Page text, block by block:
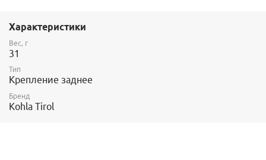
-Kohla Butterfly
-Contour Clip
Характеристики
Вес, г
31
Тип
Крепление заднее
Бренд
Kohla Tirol